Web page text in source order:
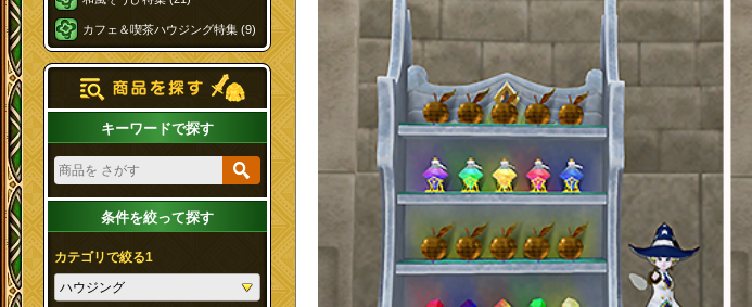
カフェ＆喫茶ハウジング特集 (9)
キーワードで探す
条件を絞って探す
カテゴリで絞る1